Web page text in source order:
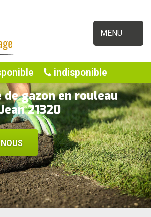
MENU
indisponible
gazon en rouleau
21320